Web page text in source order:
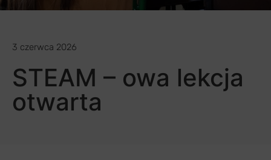
3 czerwca 2026
STEAM – owa lekcja
otwarta